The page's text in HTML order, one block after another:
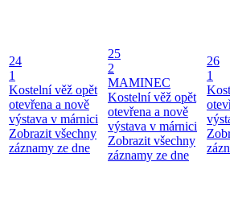
24
1
Kostelní věž opět
otevřena a nově
výstava v márnici
Zobrazit všechny
záznamy ze dne
25
2
MAMINEC
Kostelní věž opět
otevřena a nově
výstava v márnici
Zobrazit všechny
záznamy ze dne
26
1